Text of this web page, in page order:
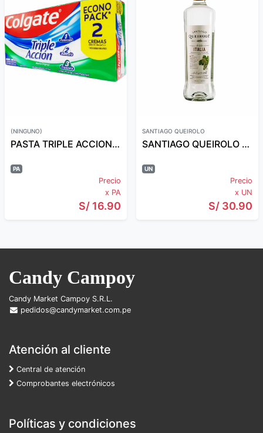
(NINGUNO)
PASTA TRIPLE ACCION 100 ML X 2
PA
Precio
x PA
S/ 16.90
SANTIAGO QUEIROLO
SANTIAGO QUEIROLO PISCO ITALIA 750 ML
UN
Precio
x UN
S/ 30.90
Candy Campoy
Candy Market Campoy S.R.L.
pedidos@candymarket.com.pe
Atención al cliente
Central de atención
Comprobantes electrónicos
Políticas y condiciones